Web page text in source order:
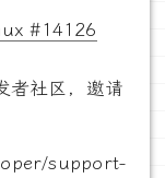
#14126
者社区，邀请
support-